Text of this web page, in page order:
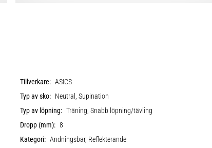
Tillverkare: ASICS
Typ av sko: Neutral, Supination
Typ av löpning: Träning, Snabb löpning/tävling
Dropp (mm): 8
Kategori: Andningsbar, Reflekterande